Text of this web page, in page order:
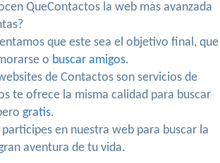
QueContactos la web mas avanzada
que este sea el objetivo final, que
o buscar amigos.
de Contactos son servicios de
te ofrece la misma calidad para buscar
gratis.
participes en nuestra web para buscar la
aventura de tu vida.